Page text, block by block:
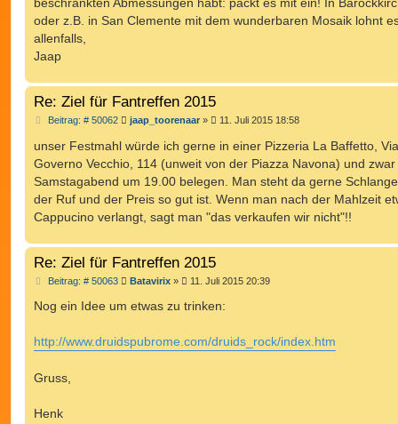
oder z.B. in San Clemente mit dem wunderbaren Mosaik lohnt
allenfalls,
Jaap
Re: Ziel für Fantreffen 2015
Beitrag: # 50062B
i
t
r
a
g
jaap_toorenaar» 11. Juli 2015 18:58
unser Festmahl würde ich gerne in einer Pizzeria La Baffetto,
Governo Vecchio, 114 (unweit von der Piazza Navona) und
Samstagabend um 19.00 belegen. Man steht da gerne
der Ruf und der Preis so gut ist. Wenn man nach der Mahlzeit
Cappucino verlangt, sagt man "das verkaufen wir nicht"!!
Re: Ziel für Fantreffen 2015
Beitrag: # 50063B
i
a
g
Batavirix» 11. Juli 2015 20:39
Nog ein Idee um etwas zu trinken:
http://www.druidspubrome.com/druids_rock/index.htm
Gruss,
Henk